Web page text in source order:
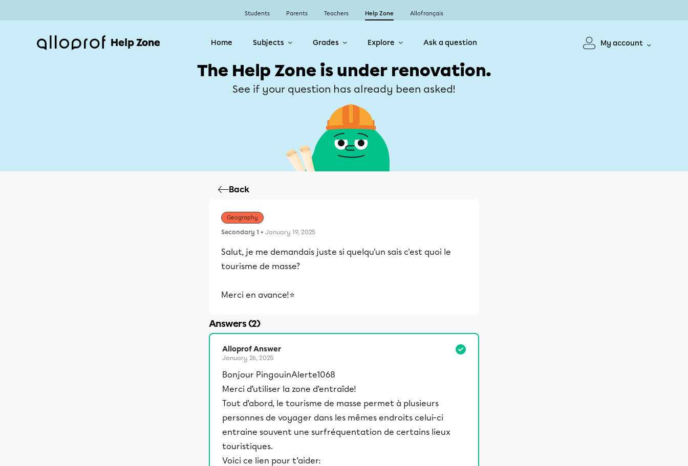
Students Parents Teachers Help Zone Allofrançais
Help Zone Home Subjects Grades Explore Ask a question My account
The Help Zone is under renovation.
See if your question has already been asked!
Back
Geography
Secondary 1 • January 19, 2025
Salut, je me demandais juste si quelqu'un sais c'est quoi le
tourisme de masse?
Merci en avance!⭐
Answers (2)
Alloprof Answer
January 26, 2025
Bonjour PingouinAlerte1068
Merci d’utiliser la zone d’entraîde!
Tout d’abord, le tourisme de masse permet à plusieurs
personnes de voyager dans les mêmes endroits celui-ci
entraine souvent une surfréquentation de certains lieux
touristiques.
Voici ce lien pour t’aider: